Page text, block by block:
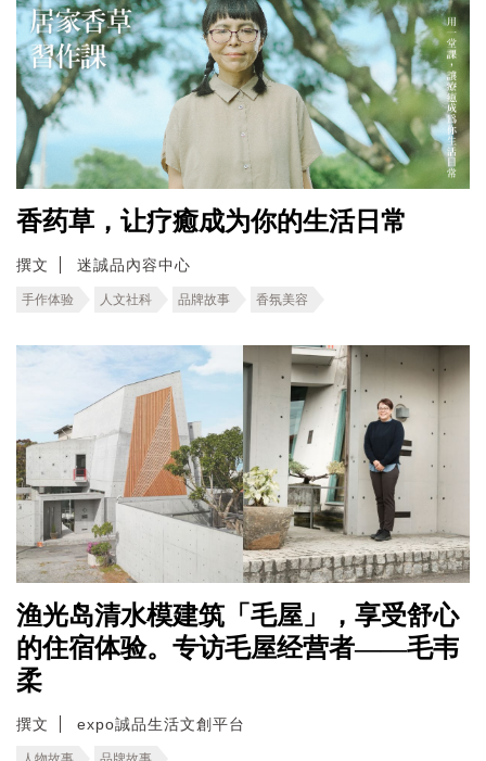
香药草，让疗癒成为你的生活日常
撰文 迷誠品內容中心
手作体验 人文社科 品牌故事 香氛美容
渔光岛清水模建筑「毛屋」，享受舒心
的住宿体验。专访毛屋经营者——毛韦
柔
撰文 expo誠品生活文創平台